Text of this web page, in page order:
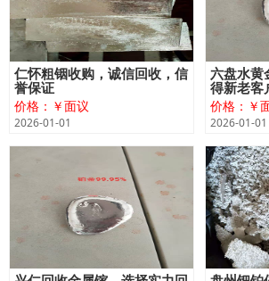
仁怀粗铟收购，诚信回收，信
誉保证
价格：￥面议
2026-01-01
六盘水黄
得新老客
价格：￥
2026-01-01